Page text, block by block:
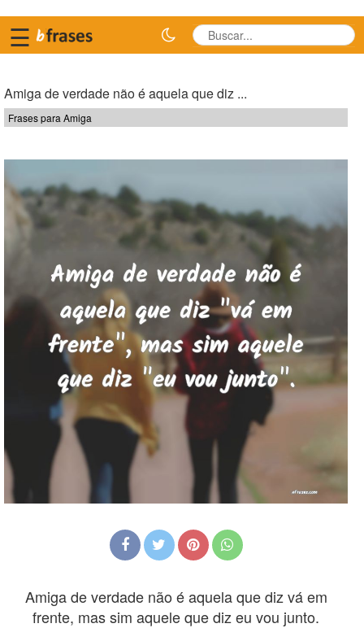
☰
Amiga de verdade não é aquela que diz ...
Frases para Amiga
Amiga de verdade não é aquela que diz vá em
frente, mas sim aquele que diz eu vou junto.